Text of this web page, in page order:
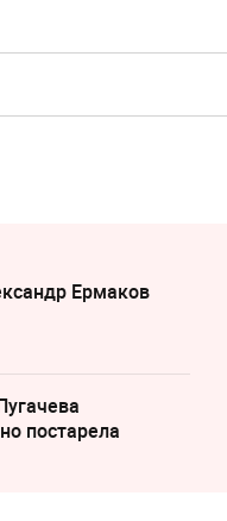
Ермаков
постарела